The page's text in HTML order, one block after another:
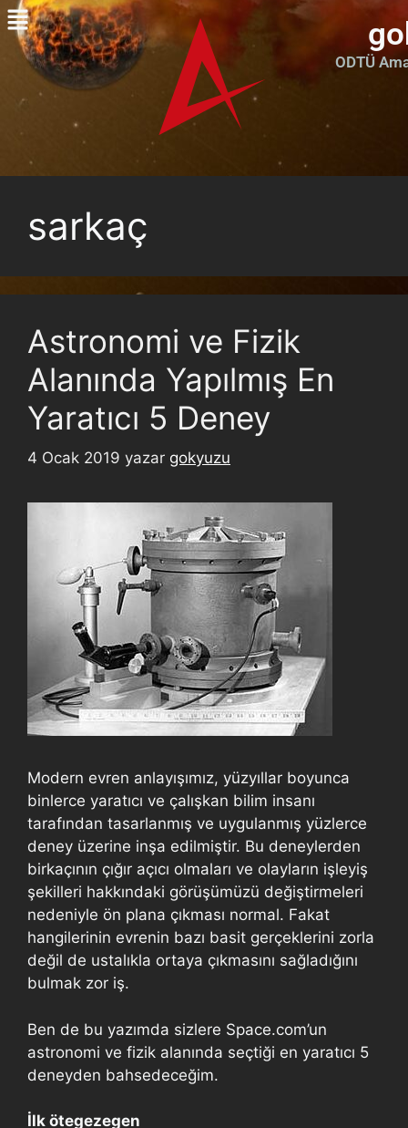
ODTÜ
sarkaç
Astronomi ve Fizik
Alanında Yapılmış En
Yaratıcı 5 Deney
4 Ocak 2019 yazar gokyuzu
Modern evren anlayışımız, yüzyıllar boyunca
binlerce yaratıcı ve çalışkan bilim insanı
tarafından tasarlanmış ve uygulanmış yüzlerce
deney üzerine inşa edilmiştir. Bu deneylerden
birkaçının çığır açıcı olmaları ve olayların işleyiş
şekilleri hakkındaki görüşümüzü değiştirmeleri
nedeniyle ön plana çıkması normal. Fakat
hangilerinin evrenin bazı basit gerçeklerini zorla
değil de ustalıkla ortaya çıkmasını sağladığını
bulmak zor iş.
Ben de bu yazımda sizlere Space.com’un
astronomi ve fizik alanında seçtiği en yaratıcı 5
deneyden bahsedeceğim.
İlk ötegezegen